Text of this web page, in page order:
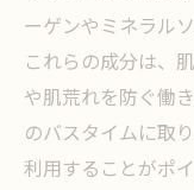
ーゲンやミネラル
これらの成分は、
や肌荒れを防ぐ働
のバスタイムに取
利用することがポ